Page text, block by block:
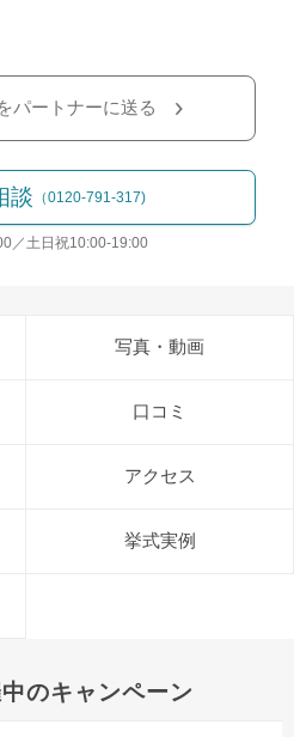
パートナーに送る
談 （0120-791-317)
／土日祝10:00-19:00
写真・動画
口コミ
アクセス
挙式実例
のキャンペーン